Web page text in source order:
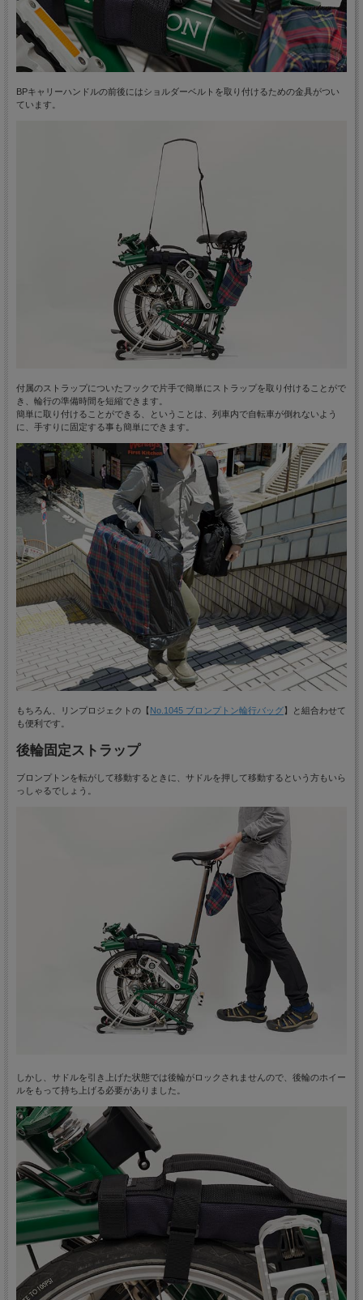
BPキャリーハンドルの前後にはショルダーベルトを取り付けるための金具がつい
ています。
付属のストラップについたフックで片手で簡単にストラップを取り付けることがで
き、輪行の準備時間を短縮できます。
簡単に取り付けることができる、ということは、列車内で自転車が倒れないよう
に、手すりに固定する事も簡単にできます。
もちろん、リンプロジェクトの【No.1045 ブロンプトン輪行バッグ】と組合わせて
も便利です。
後輪固定ストラップ
ブロンプトンを転がして移動するときに、サドルを押して移動するという方もいら
っしゃるでしょう。
しかし、サドルを引き上げた状態では後輪がロックされませんので、後輪のホイー
ルをもって持ち上げる必要がありました。